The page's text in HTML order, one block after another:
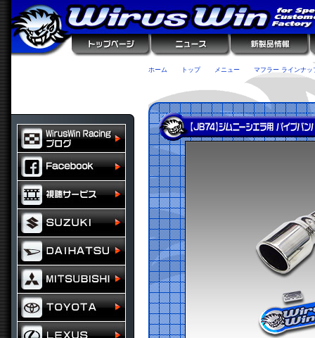
ホーム トップ メニュー マフラー ラインナッ